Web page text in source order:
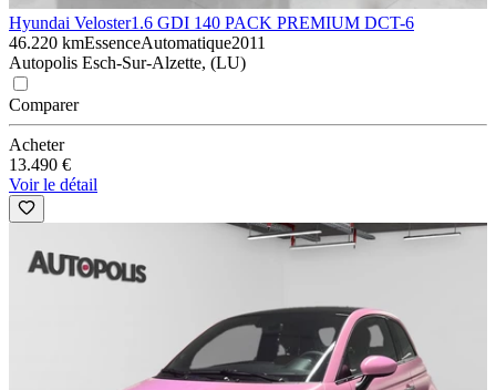
Hyundai Veloster1.6 GDI 140 PACK PREMIUM DCT-6
46.220 kmEssenceAutomatique2011
Autopolis Esch-Sur-Alzette, (LU)
Comparer
Acheter
13.490 €
Voir le détail